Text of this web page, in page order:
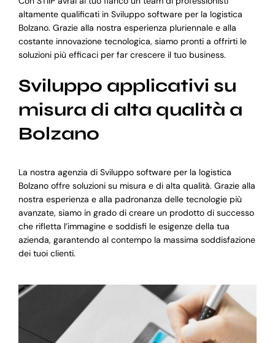
altamente qualificati in Sviluppo software per la logistica
Bolzano. Grazie alla nostra esperienza pluriennale e alla
costante innovazione tecnologica, siamo pronti a offrirti le
soluzioni più efficaci per far crescere il tuo business.
Sviluppo applicativi su
misura di alta qualità a
Bolzano
La nostra agenzia di Sviluppo software per la logistica
Bolzano offre soluzioni su misura e di alta qualità. Grazie alla
nostra esperienza e alla padronanza delle tecnologie più
avanzate, siamo in grado di creare un prodotto di successo
che rifletta l’immagine e soddisfi le esigenze della tua
azienda, garantendo al contempo la massima soddisfazione
dei tuoi clienti.